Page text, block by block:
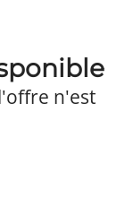
n'est